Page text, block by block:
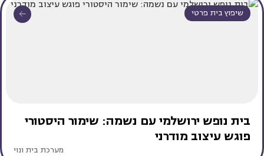
שיפוץ בית פרטי
בית נופש ירושלמי עם נשמה: שימור היסטורי
פוגש עיצוב מודרני
מערכת בית ונוי